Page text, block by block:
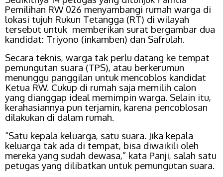
Pemilihan RW 026 menyambangi rumah warga di
lokasi tujuh Rukun Tetangga (RT) di wilayah
tersebut untuk memberikan surat bergambar dua
kandidat: Triyono (inkamben) dan Safrulah.
Secara teknis, warga tak perlu datang ke tempat
pemungutan suara (TPS), atau berkerumun
menunggu panggilan untuk mencoblos kandidat
Ketua RW. Cukup di rumah saja memilih calon
yang dianggap ideal memimpin warga. Selain itu,
kerahasiannya pun terjamin, karena pencoblosan
dilakukan di dalam rumah.
“Satu kepala keluarga, satu suara. Jika kepala
keluarga tak ada di tempat, bisa diwaikili oleh
mereka yang sudah dewasa,” kata Panji, salah satu
petugas yang dilibatkan untuk pemungutan suara.